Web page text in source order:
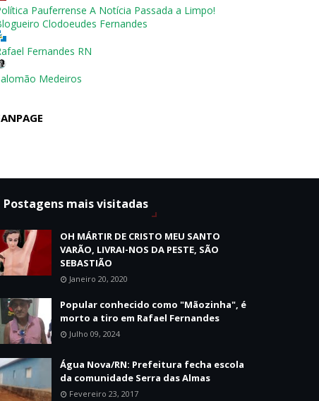
Pauferrense A Notícia Passada a Limpo!
Clodoeudes Fernandes
Fernandes RN
Medeiros
Postagens mais visitadas
OH MÁRTIR DE CRISTO MEU SANTO
VARÃO, LIVRAI-NOS DA PESTE, SÃO
SEBASTIÃO
Janeiro 20, 2020
Popular conhecido como "Mãozinha", é
morto a tiro em Rafael Fernandes
Julho 09, 2024
Água Nova/RN: Prefeitura fecha escola
da comunidade Serra das Almas
Fevereiro 23, 2017